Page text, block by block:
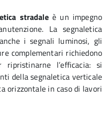
stradaleè un impegno
La segnaletica
i segnali luminosi, gli
complementari richiedono
ripristinarne l’efficacia: si
della segnaletica verticale
orizzontale in caso di lavori